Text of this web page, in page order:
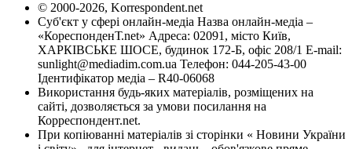
© 2000-2026, Korrespondent.net
Суб'єкт у сфері онлайн-медіа Назва онлайн-медіа –
«КореспонденТ.net» Адреса: 02091, місто Київ,
ХАРКІВСЬКЕ ШОСЕ, будинок 172-Б, офіс 208/1 E-mail:
sunlight@mediadim.com.ua Телефон: 044-205-43-00
Ідентифікатор медіа – R40-06068
Використання будь-яких матеріалів, розміщених на
сайті, дозволяється за умови посилання на
Корреспондент.net.
При копіюванні матеріалів зі сторінки « Новини України